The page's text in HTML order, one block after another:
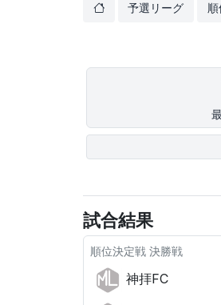
予選リーグ
試合結果
順位決定戦 決勝戦
神拝FC